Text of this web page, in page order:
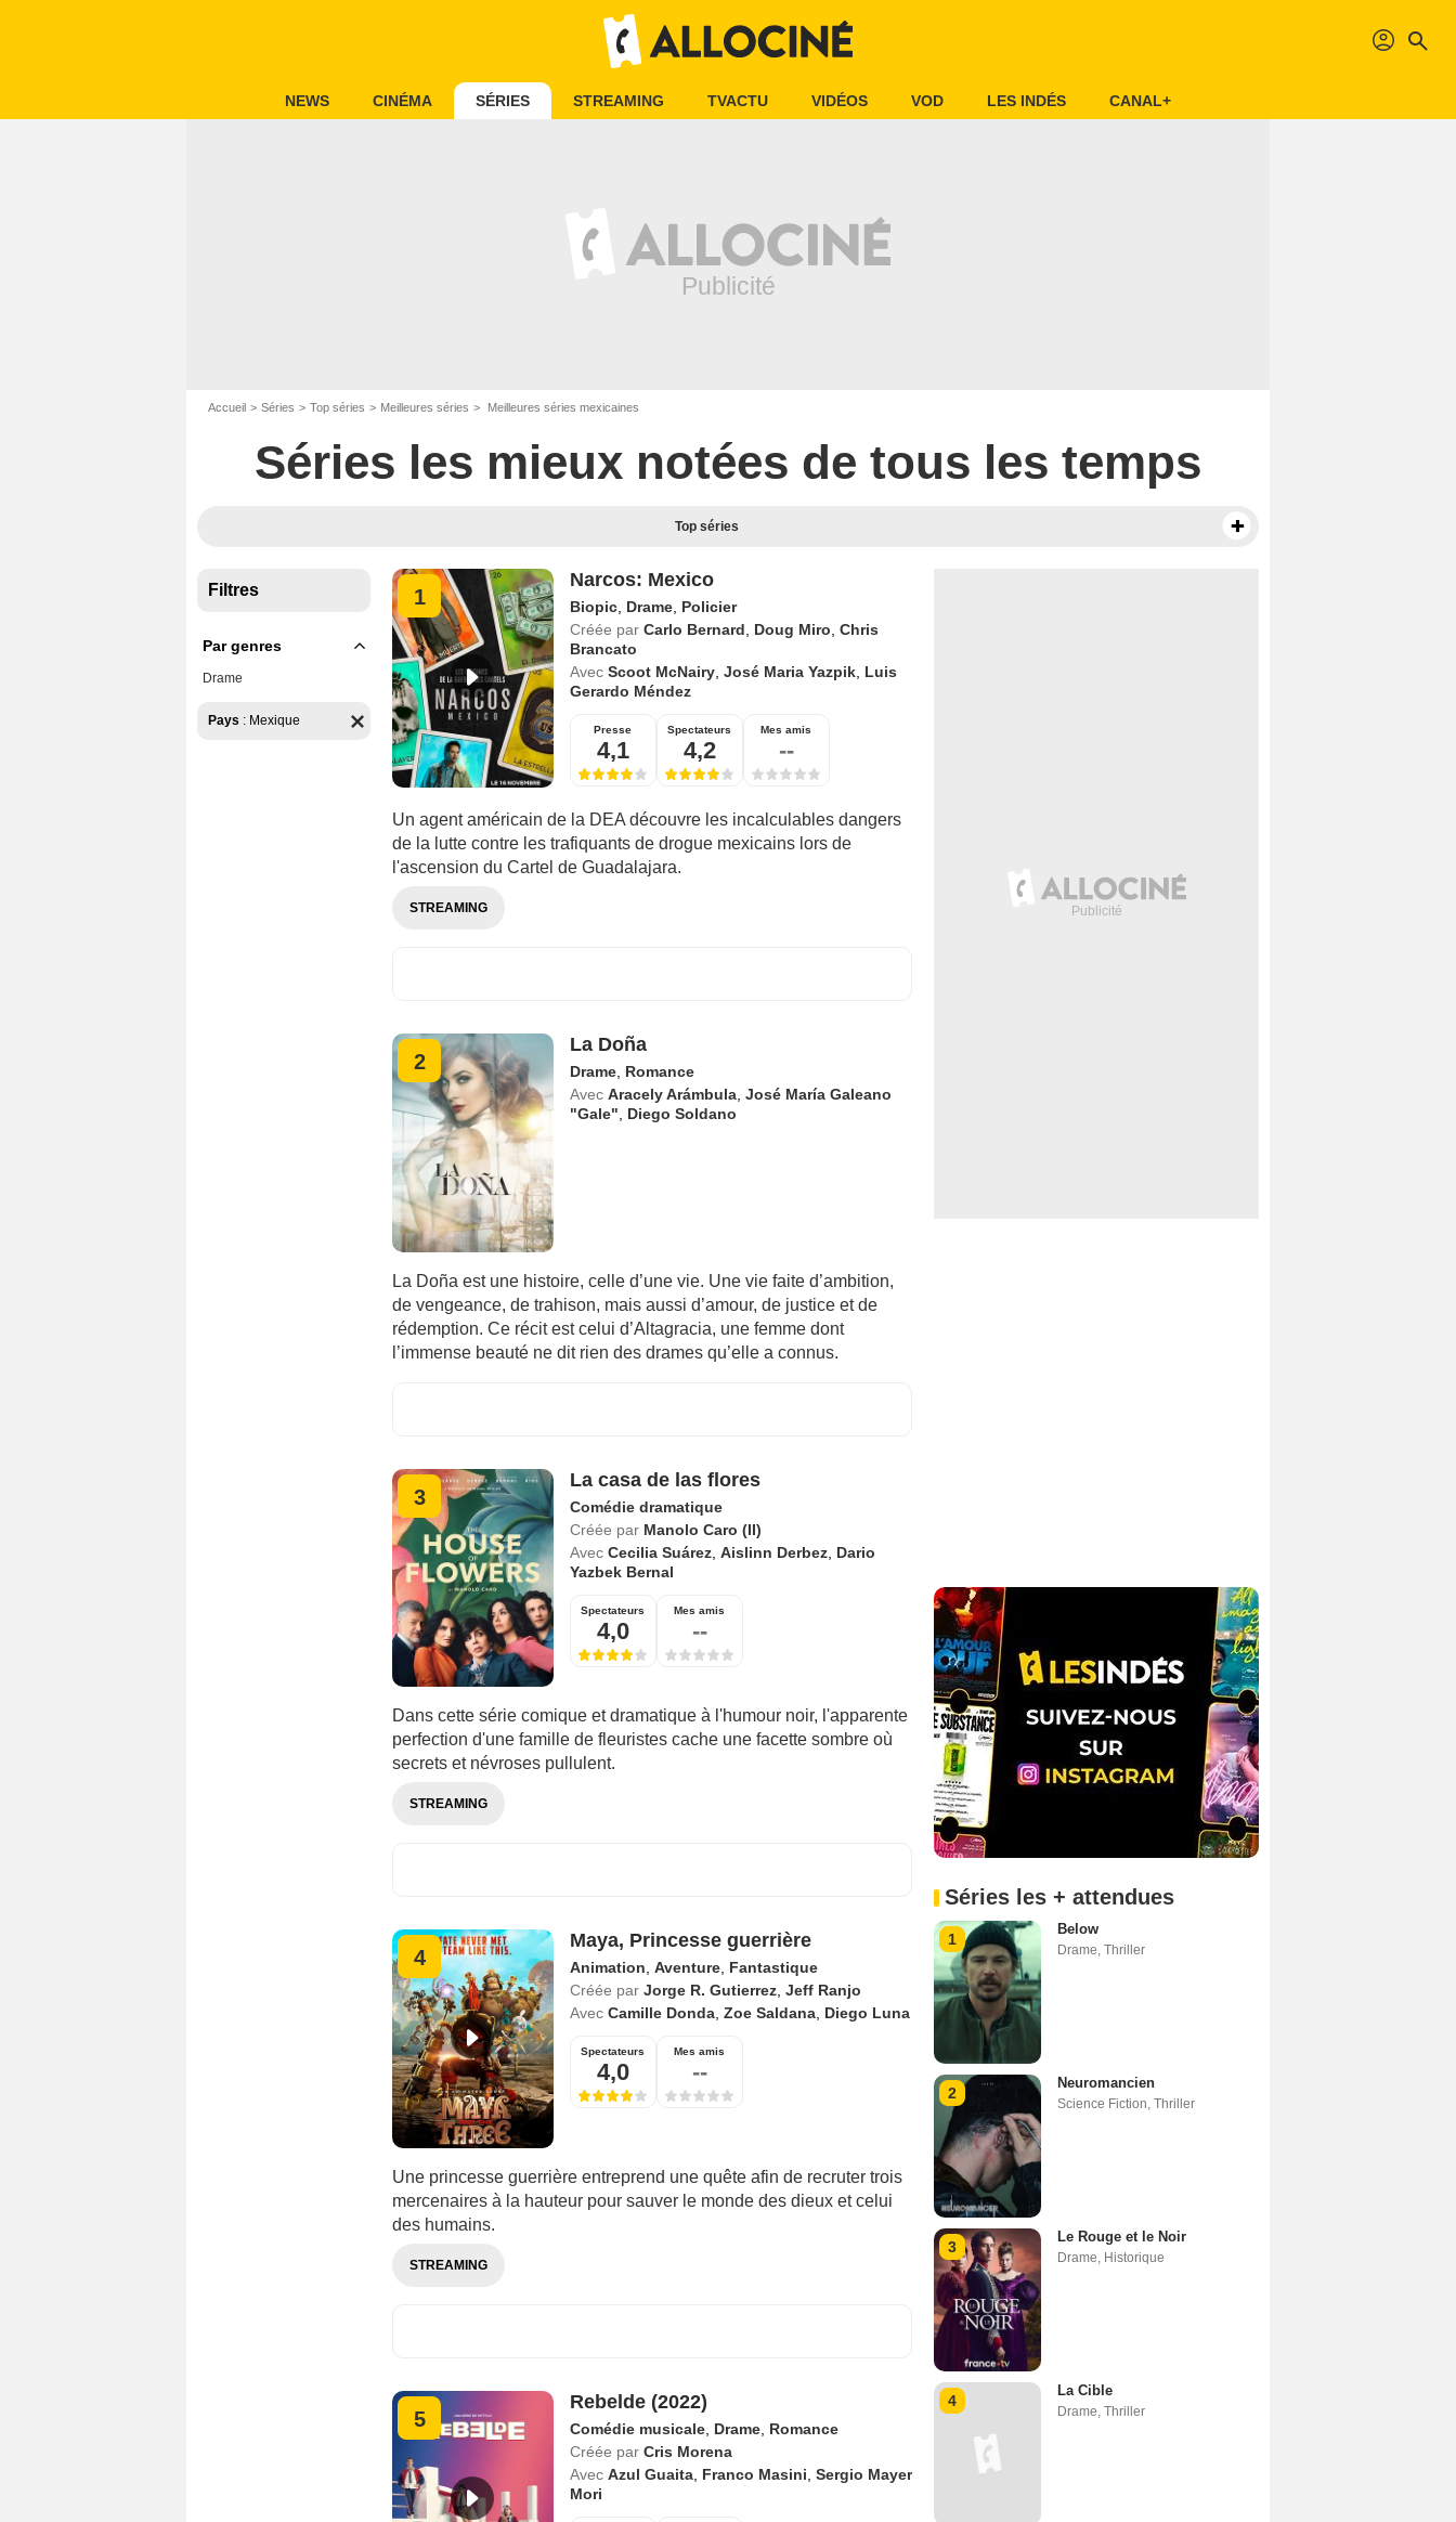
profil search
NEWS CINÉMA SÉRIES STREAMING TVACTU VIDÉOS VOD LES INDÉS CANAL+
Accueil Séries Top séries Meilleures séries Meilleures séries mexicaines
Séries les mieux notées de tous les temps
Top séries
Filtres
Par genres
Drame
Pays : Mexique
1
Narcos: Mexico
Biopic, Drame, Policier
Créée par Carlo Bernard Doug Miro Chris
Brancato
Avec Scoot McNairy, José Maria Yazpik, Luis
Gerardo Méndez
Presse
4,1
Spectateurs
4,2
Mes amis
--
Un agent américain de la DEA découvre les incalculables dangers
de la lutte contre les trafiquants de drogue mexicains lors de
l'ascension du Cartel de Guadalajara.
STREAMING
2
La Doña
Drame, Romance
Avec Aracely Arámbula, José María Galeano
"Gale"
Diego Soldano
La Doña est une histoire, celle d’une vie. Une vie faite d’ambition,
de vengeance, de trahison, mais aussi d’amour, de justice et de
rédemption. Ce récit est celui d’Altagracia, une femme dont
l’immense beauté ne dit rien des drames qu’elle a connus.
3
La casa de las flores
Comédie dramatique
Créée par Manolo Caro (II)
Avec Cecilia Suárez, Aislinn Derbez, Dario
Yazbek Bernal
Spectateurs
4,0
Mes amis
--
Dans cette série comique et dramatique à l'humour noir, l'apparente
perfection d'une famille de fleuristes cache une facette sombre où
secrets et névroses pullulent.
STREAMING
4
Maya, Princesse guerrière
Animation Aventure, Fantastique
Créée par Jorge R. Gutierrez, Jeff Ranjo
Avec Camille Donda, Zoe Saldana, Diego Luna
Spectateurs
4,0
Mes amis
--
Une princesse guerrière entreprend une quête afin de recruter trois
mercenaires à la hauteur pour sauver le monde des dieux et celui
des humains.
STREAMING
5
Rebelde (2022)
Comédie musicale, Drame, Romance
Créée par Cris Morena
Avec Azul Guaita, Franco Masini Sergio Mayer
Mori
Séries les + attendues
1
Below
Drame, Thriller
2
Neuromancien
Science Fiction, Thriller
3
Le Rouge et le Noir
Drame, Historique
4
La Cible
Drame, Thriller